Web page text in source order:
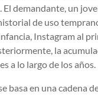
El demandante, un
de uso
Instagram al
la
a lo largo de los años.
basa en una cadena